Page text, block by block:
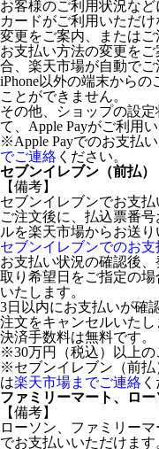
お客様のご利用状況など
カードがご利用いただ
変更をご案内、またはご
お支払い方法の変更を
合、楽天市場が自動でご
iPhone以外の端末からの
ことができません。
その他、ショップの設
て、Apple Payがご利用
※Apple Payでのお支払
でご連絡 ください。
セブンイレブン（前払）
【備考】
セブンイレブンでお支払
ご注文後に、払込票番
ルを楽天市場からお送り
セブンイレブンでのお
お支払い状況の確認後
取り希望日をご指定の
いたします。
3日以内にお支払いが確
注文をキャンセルいたし
決済手数料は無料です。
※30万円（税込）以上の
※セブンイレブン（前払
は楽天市場までご連絡
ファミリーマート、ロー
【備考】
ローソン、ファミリー
でお支払いいただけます